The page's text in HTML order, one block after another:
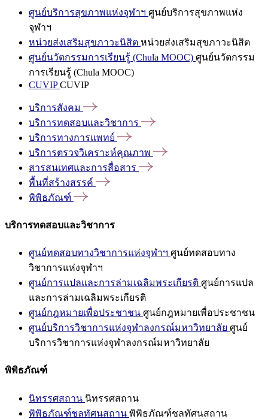
ศูนย์บริการสุขภาพแห่งจุฬาฯ ศูนย์บริการสุขภาพแห่ง
จุฬาฯ
หน่วยส่งเสริมสุขภาวะนิสิต หน่วยส่งเสริมสุขภาวะนิสิต
ศูนย์นวัตกรรมการเรียนรู้ (Chula MOOC) ศูนย์นวัตกรรม
การเรียนรู้ (Chula MOOC)
CUVIPCUVIP
บริการสังคม
บริการทดสอบและวิชาการ
บริการทางการแพทย์
บริการตรวจวิเคราะห์คุณภาพ
สารสนเทศและการสื่อสาร
พื้นที่สร้างสรรค์
พิพิธภัณฑ์
บริการทดสอบและวิชาการ
ศูนย์ทดสอบทางวิชาการแห่งจุฬาฯ ศูนย์ทดสอบทาง
วิชาการแห่งจุฬาฯ
ศูนย์การแปลและการล่ามเฉลิมพระเกียรติ ศูนย์การแปล
และการล่ามเฉลิมพระเกียรติ
ศูนย์กฎหมายเพื่อประชาชน ศูนย์กฎหมายเพื่อประชาชน
ศูนย์บริการวิชาการแห่งจุฬาลงกรณ์มหาวิทยาลัย ศูนย์
บริการวิชาการแห่งจุฬาลงกรณ์มหาวิทยาลัย
พิพิธภัณฑ์
นิทรรศสถาน นิทรรศสถาน
พิพิธภัณฑ์ชลทัศนสถาน พิพิธภัณฑ์ชลทัศนสถาน